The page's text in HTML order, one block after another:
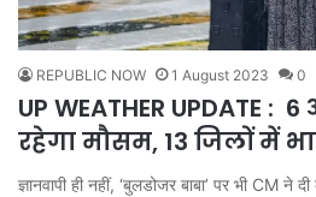
REPUBLIC NOW 1 August 2023 0
UP WEATHER UPDATE
रहेगा मौसम, 13 जिलों में
ज्ञानवापी ही नहीं, ‘बुलडोजर बाबा’ पर भी CM ने